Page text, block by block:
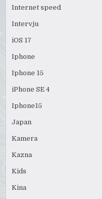
Internet speed
Intervju
iOS 17
Iphone
Iphone 15
iPhone SE 4
Iphone15
Japan
Kamera
Kazna
Kids
Kina